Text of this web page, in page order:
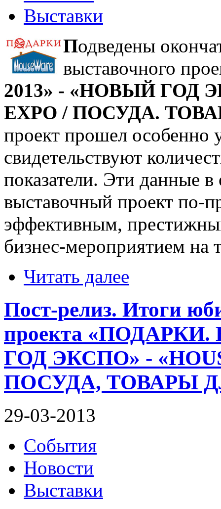
Выставки
Подведены
выставочного
2013» - «НОВЫЙ ГОД
EXPO / ПОСУДА.
проект прошел особенно
свидетельствуют
показатели. Эти данные
выставочный проект по-
эффективным,
бизнес-мероприятием
Читать далее
Пост-релиз. Итоги
проекта
ГОД ЭКСПО» -
ПОСУДА, ТОВАРЫ
29-03-2013
События
Новости
Выставки